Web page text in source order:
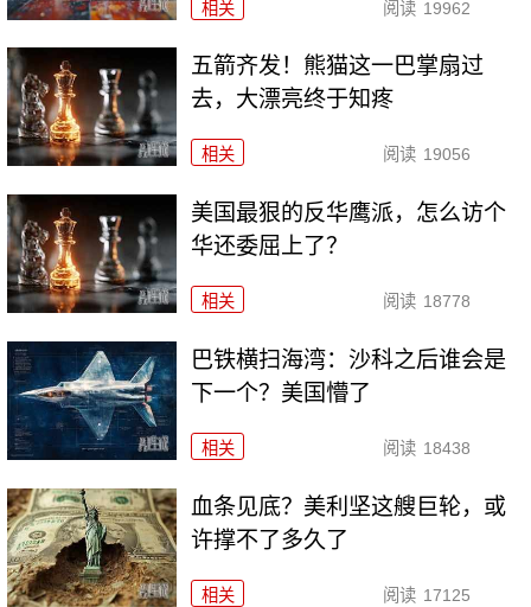
相关 阅读 19962
五箭齐发！熊猫这一巴掌扇过
去，大漂亮终于知疼
相关 阅读 19056
美国最狠的反华鹰派，怎么访个
华还委屈上了？
相关 阅读 18778
巴铁横扫海湾：沙科之后谁会是
下一个？美国懵了
相关 阅读 18438
血条见底？美利坚这艘巨轮，或
许撑不了多久了
相关 阅读 17125